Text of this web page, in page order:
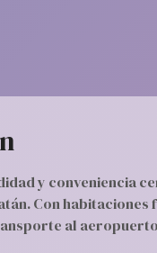
y conveniencia
Con habitaciones
al